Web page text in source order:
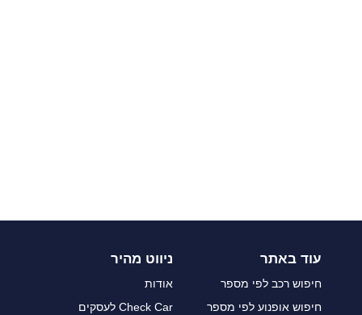
עוד באתר
חיפוש רכב לפי מספר
חיפוש אופנוע לפי מספר
ניווט מהיר
אודות
Check Car לעסקים